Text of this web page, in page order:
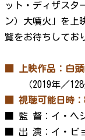
ット・ディザスタ
ン）大噴火」を上
覧をお待ちしてお
■ 上映作品：白頭
（2019年／128
■ 視聴可能日時：
■ 監 督：イ・ヘ
■ 出 演：イ・ビ